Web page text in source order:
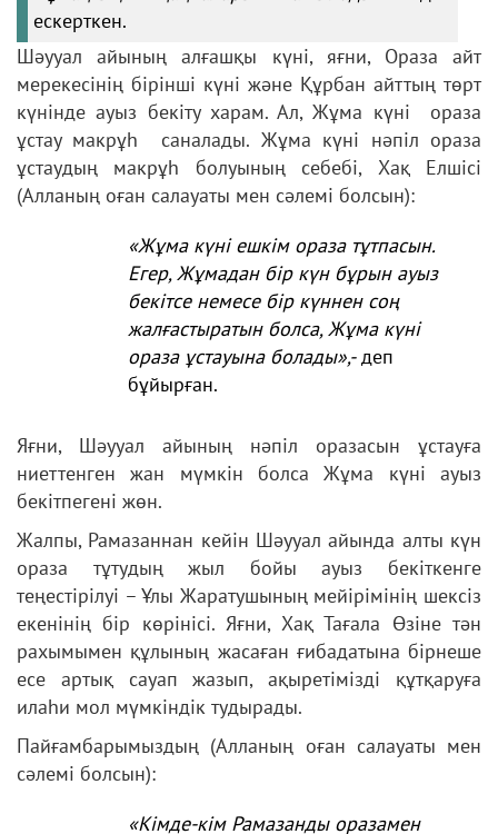
ескерткен.
Шәууал айының алғашқы күні, яғни, Ораза айт
мерекесінің бірінші күні және Құрбан айттың төрт
күнінде ауыз бекіту харам. Ал, Жұма күні ораза
ұстау макрұһ саналады. Жұма күні нәпіл ораза
ұстаудың макрұһ болуының себебі, Хақ Елшісі
(Алланың оған салауаты мен сәлемі болсын):
«Жұма күні ешкім ораза тұтпасын.
Егер, Жұмадан бір күн бұрын ауыз
бекітсе немесе бір күннен соң
жалғастыратын болса, Жұма күні
ораза ұстауына болады»,-деп
бұйырған.
Яғни, Шәууал айының нәпіл оразасын ұстауға
ниеттенген жан мүмкін болса Жұма күні ауыз
бекітпегені жөн.
Жалпы, Рамазаннан кейін Шәууал айында алты күн
ораза тұтудың жыл бойы ауыз бекіткенге
теңестірілуі – Ұлы Жаратушының мейірімінің шексіз
екенінің бір көрінісі. Яғни, Хақ Тағала Өзіне тән
рахымымен құлының жасаған ғибадатына бірнеше
есе артық сауап жазып, ақыретімізді құтқаруға
илаһи мол мүмкіндік тудырады.
Пайғамбарымыздың (Алланың оған салауаты мен
сәлемі болсын):
«Кімде-кім Рамазанды оразамен